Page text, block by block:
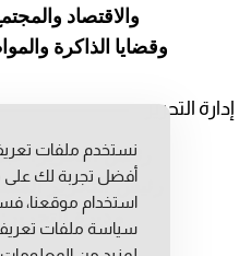
والاقتصاد
وقضايا الذاكرة
إدارة التحرير
رئيس التحرير:
رئيس التحرير
مديرة
نستخدم ملفات
أفضل تجربة لك على
استخدام موقعنا،
سياسة ملفات تعريف